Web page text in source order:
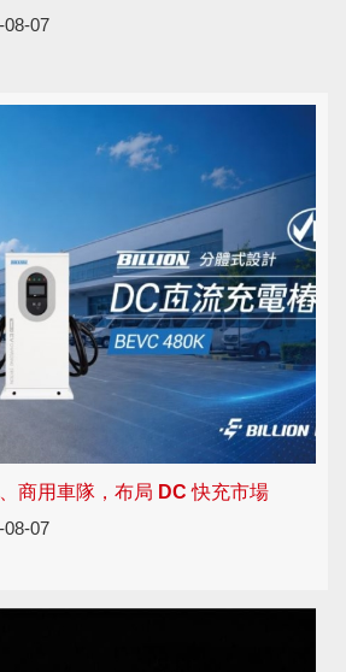
08-07
商用車隊，布局 DC 快充市場
08-07